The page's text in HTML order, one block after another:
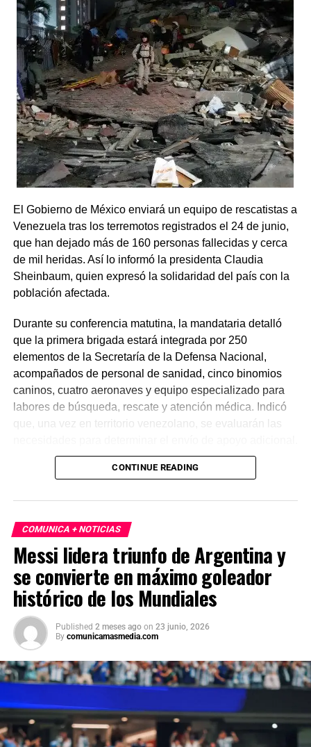
El Gobierno de México enviará un equipo de rescatistas a
Venezuela tras los terremotos registrados el 24 de junio,
que han dejado más de 160 personas fallecidas y cerca
de mil heridas. Así lo informó la presidenta Claudia
Sheinbaum, quien expresó la solidaridad del país con la
población afectada.
Durante su conferencia matutina, la mandataria detalló
que la primera brigada estará integrada por 250
elementos de la Secretaría de la Defensa Nacional,
acompañados de personal de sanidad, cinco binomios
caninos, cuatro aeronaves y equipo especializado para
labores de búsqueda, rescate y atención médica. Indicó
que, una vez en territorio venezolano, se evaluarán las
De acuerdo con reportes oficiales, los sismos alcanzaron
principalmente en el estado de La Guaira, así como
cortes de energía y múltiples derrumbes. Hasta el
momento no se reportan ciudadanos mexicanos
afectados. Las autoridades mexicanas mantienen
comunicación con el gobierno venezolano y seguimiento
permanente a la emergencia.
CONTINUE READING
COMUNICA + NOTICIAS
Messi lidera triunfo de Argentina y
se convierte en máximo goleador
histórico de los Mundiales
Published 2 meses ago on 23 junio, 2026
By comunicamasmedia.com